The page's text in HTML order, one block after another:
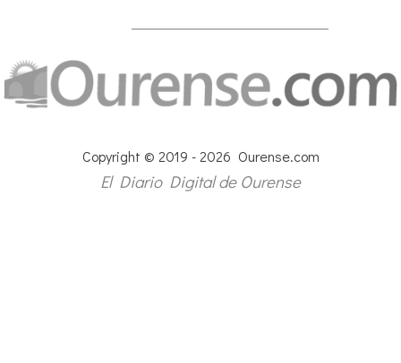
Copyright © 2019 - 2026 Ourense.com
El Diario Digital de Ourense